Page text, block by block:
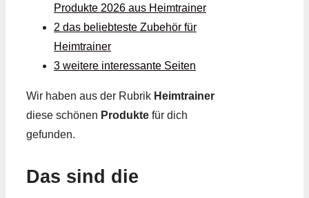
Produkte 2026 aus Heimtrainer
2 das beliebteste Zubehör für
Heimtrainer
3 weitere interessante Seiten
Wir haben aus der Rubrik Heimtrainer
diese schönen Produkte für dich
gefunden.
Das sind die